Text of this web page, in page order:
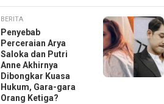
BERITA
Penyebab
Perceraian Arya
Saloka dan Putri
Anne Akhirnya
Dibongkar Kuasa
Hukum, Gara-gara
Orang Ketiga?